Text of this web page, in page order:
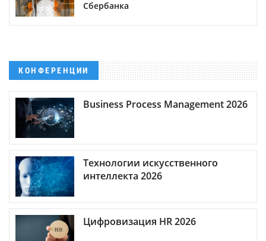
Сбербанка
КОНФЕРЕНЦИИ
Business Process Management 2026
Технологии искусственного
интеллекта 2026
Цифровизация HR 2026